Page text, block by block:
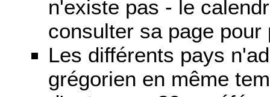
n'existe pas - le
consulter sa page pour
Les différents pays
grégorien en même